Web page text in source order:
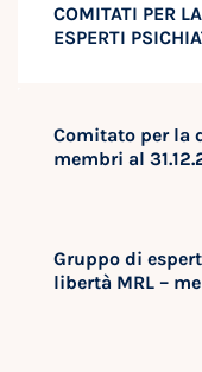
COMITATI PER
ESPERTI
Comitato per la
membri al
Gruppo di
libertà MRL –